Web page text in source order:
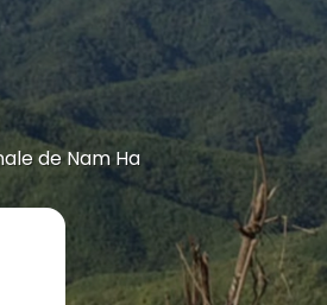
de Nam Ha